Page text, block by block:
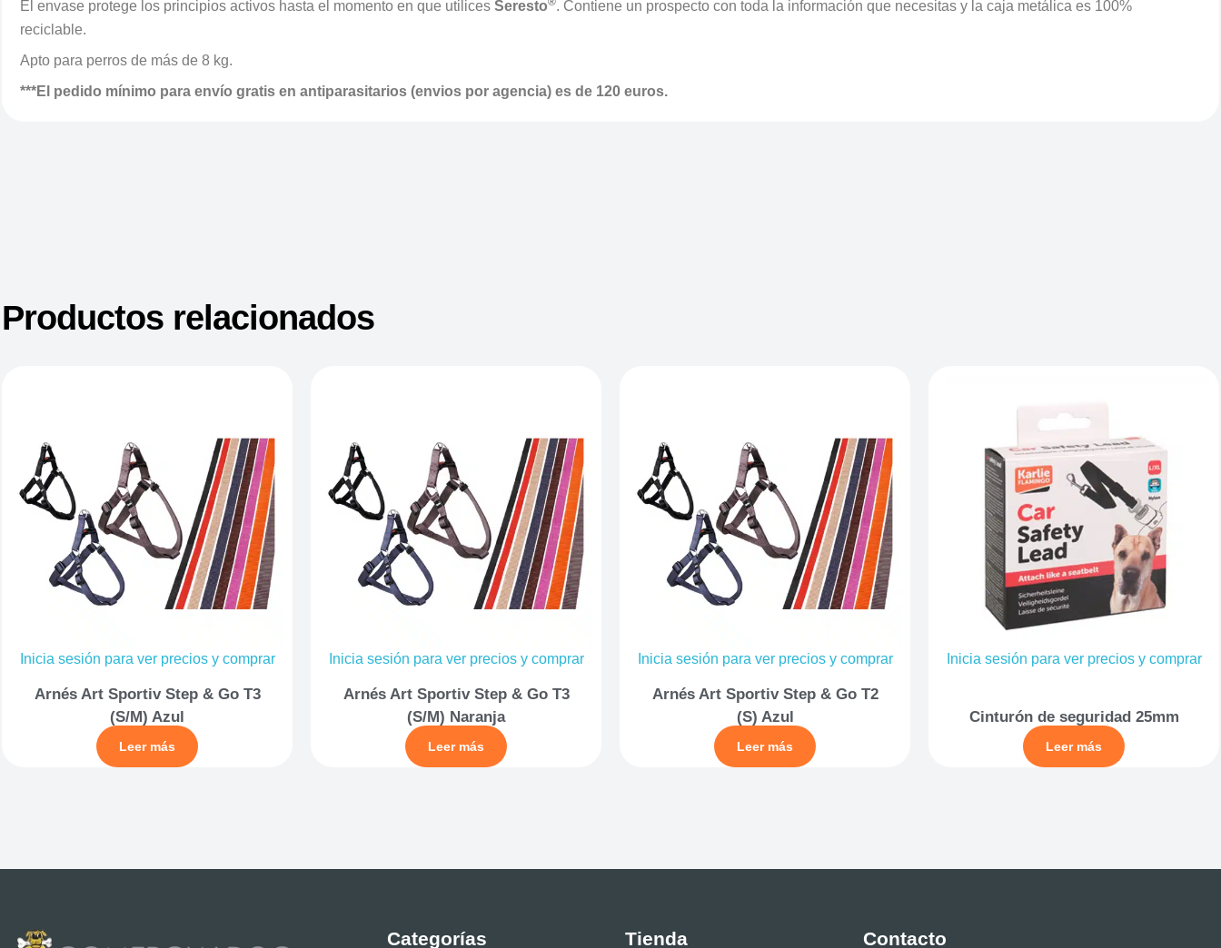
El envase protege los principios activos hasta el momento en que utilices Seresto
. Contiene un prospecto con toda la información que necesitas y la caja metálica es 100%
reciclable.
Apto para perros de más de 8 kg.
***El pedido mínimo para envío gratis en antiparasitarios (envios por agencia) es de 120 euros.
Productos relacionados
Inicia sesión para ver precios y comprar
Arnés Art Sportiv Step & Go T3
(S/M) Azul
Leer más
Inicia sesión para ver precios y comprar
Arnés Art Sportiv Step & Go T3
(S/M) Naranja
Leer más
Inicia sesión para ver precios y comprar
Arnés Art Sportiv Step & Go T2
(S) Azul
Leer más
Inicia sesión para ver precios y comprar
Cinturón de seguridad 25mm
Leer más
Categorías Tienda Contacto